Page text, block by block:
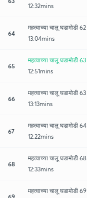
12:32mins
64
महत्वाच्या चालू घडामोडी 62
13:04mins
65
महत्वाच्या चालू घडामोडी 63
12:51mins
66
महत्वाच्या चालू घडामोडी 63
13:13mins
67
महत्वाच्या चालू घडामोडी 64
12:22mins
68
महत्वाच्या चालू घडामोडी 68
12:33mins
69
महत्वाच्या चालू घडामोडी 69